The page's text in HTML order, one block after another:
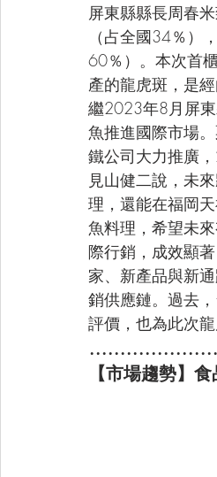
屏東縣縣長周春
（占全國34％
60％）。本次首
產的龍虎斑，是
繼2023年8月屏
魚推進國際市場
鐵公司大力推廣
見山健二說，未
理，還能在福岡
魚料理，希望未
際行銷，成效顯
家、新產品與新
銷供應鏈。過去
評價，也為此次
【市場趨勢】